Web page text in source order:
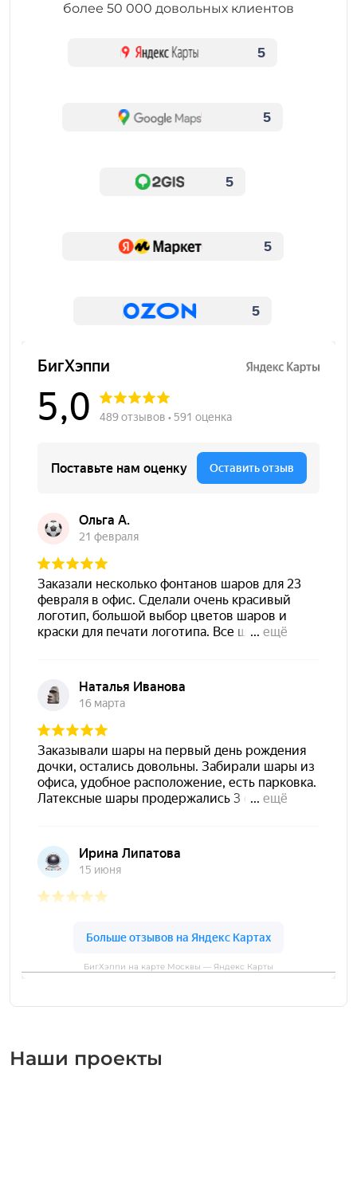
более 50 000 довольных клиентов
5
5
5
5
5
БигХэппи на карте Москвы — Яндекс Карты
Наши проекты